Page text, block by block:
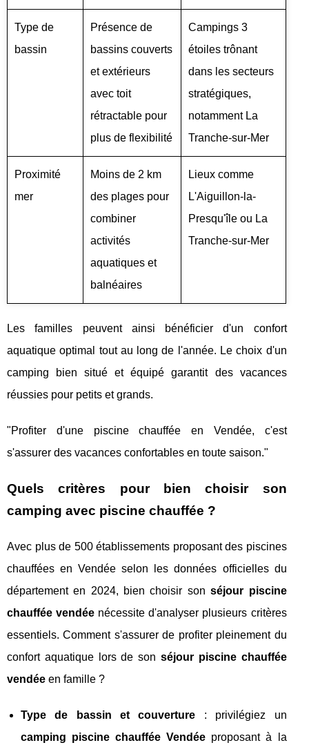
Type de
bassin
Présence de
bassins couverts
et extérieurs
avec toit
rétractable pour
plus de flexibilité
Campings 3
étoiles trônant
dans les secteurs
stratégiques,
notamment La
Tranche-sur-Mer
Proximité
mer
Moins de 2 km
des plages pour
combiner
activités
aquatiques et
balnéaires
Lieux comme
L'Aiguillon-la-
Presqu'île ou La
Tranche-sur-Mer
Les familles peuvent ainsi bénéficier d'un confort
aquatique optimal tout au long de l'année. Le choix d'un
camping bien situé et équipé garantit des vacances
réussies pour petits et grands.
"Profiter d'une piscine chauffée en Vendée, c'est
s'assurer des vacances confortables en toute saison."
Quels critères pour bien choisir son
camping avec piscine chauffée ?
Avec plus de 500 établissements proposant des piscines
chauffées en Vendée selon les données officielles du
département en 2024, bien choisir sonséjour piscine
chauffée vendée nécessite d'analyser plusieurs critères
essentiels. Comment s'assurer de profiter pleinement du
confort aquatique lors de son séjour piscine chauffée
vendée en famille ?
Type de bassin et couverture : privilégiez un
camping piscine chauffée Vendée proposant à la